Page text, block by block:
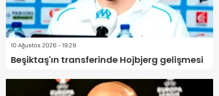
10 Ağustos 2026 - 19:29
Beşiktaş'ın transferinde Hojbjerg gelişmesi